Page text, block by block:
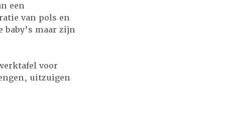
een
van pols en
maar zijn
voor
uitzuigen